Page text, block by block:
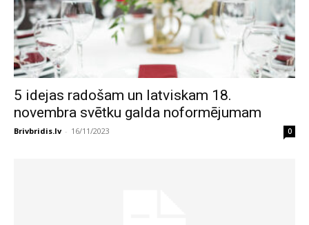
5 idejas radošam un latviskam 18.
novembra svētku galda noformējumam
Brivbridis.lv - 16/11/2023 0